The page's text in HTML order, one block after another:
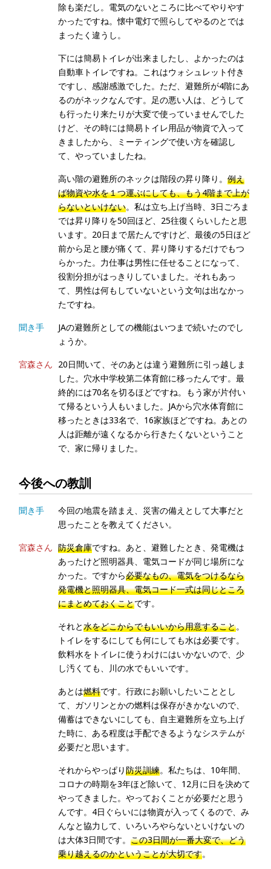
除も楽だし。電気のないところに比べてやりやす
かったですね。懐中電灯で照らしてやるのとでは
まったく違うし。
下には簡易トイレが出来ましたし、よかったのは
自動車トイレですね。これはウォシュレット付き
ですし、感謝感激でした。ただ、避難所が4階にあ
るのがネックなんです。足の悪い人は、どうして
も行ったり来たりが大変で使っていませんでした
けど、その時には簡易トイレ用品が物資で入って
きましたから、ミーティングで使い方を確認し
て、やっていましたね。
高い階の避難所のネックは階段の昇り降り。例え
ば物資や水を１つ運ぶにしても、もう4階まで上が
らないといけない。私は立ち上げ当時、3日ごろま
では昇り降りを50回ほど、25往復くらいしたと思
います。20日まで居たんですけど、最後の5日ほど
前から足と腰が痛くて、昇り降りするだけでもつ
らかった。力仕事は男性に任せることになって、
役割分担がはっきりしていました。それもあっ
て、男性は何もしていないという文句は出なかっ
たですね。
聞き手
JAの避難所としての機能はいつまで続いたのでし
ょうか。
宮森さん 20日間いて、そのあとは違う避難所に引っ越しま
した。穴水中学校第二体育館に移ったんです。最
終的には70名を切るほどですね。もう家が片付い
て帰るという人もいました。JAから穴水体育館に
移ったときは33名で、16家族ほどですね。あとの
人は距離が遠くなるから行きたくないということ
で、家に帰りました。
今後への教訓
聞き手
今回の地震を踏まえ、災害の備えとして大事だと
思ったことを教えてください。
宮森さん 防災倉庫ですね。あと、避難したとき、発電機は
あったけど照明器具、電気コードが同じ場所にな
かった。ですから必要なもの、電気をつけるなら
発電機と照明器具、電気コード一式は同じところ
にまとめておくことです。
それと水をどこからでもいいから用意すること。
トイレをするにしても何にしても水は必要です。
飲料水をトイレに使うわけにはいかないので、少
し汚くても、川の水でもいいです。
あとは燃料です。行政にお願いしたいこととし
て、ガソリンとかの燃料は保存がきかないので、
備蓄はできないにしても、自主避難所を立ち上げ
た時に、ある程度は手配できるようなシステムが
必要だと思います。
それからやっぱり防災訓練。私たちは、10年間、
コロナの時期を3年ほど除いて、12月に日を決めて
やってきました。やっておくことが必要だと思う
んです。4日ぐらいには物資が入ってくるので、み
んなと協力して、いろいろやらないといけないの
は大体3日間です。この3日間が一番大変で、どう
乗り越えるのかということが大切です。